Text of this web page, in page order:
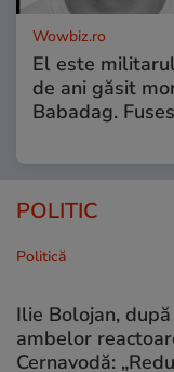
Wowbiz.ro
El este
de ani găsit
Babadag.
POLITIC
Politică
Ilie Bolojan,
ambelor
Cernavodă: